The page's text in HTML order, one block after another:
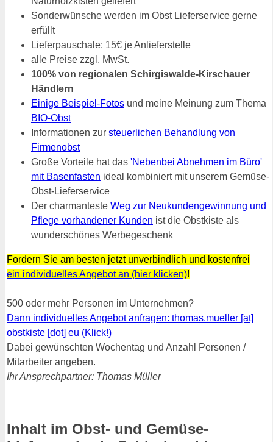
Sonderwünsche werden im Obst Lieferservice gerne
erfüllt
Lieferpauschale: 15€ je Anlieferstelle
alle Preise zzgl. MwSt.
100% von regionalen Schirgiswalde-Kirschauer
Händlern
Einige Beispiel-Fotos und meine Meinung zum Thema
BIO-Obst
Informationen zur steuerlichen Behandlung von
Firmenobst
Große Vorteile hat das 'Nebenbei Abnehmen im Büro'
mit Basenfasten ideal kombiniert mit unserem Gemüse-
Obst-Lieferservice
Der charmanteste Weg zur Neukundengewinnung und
Pflege vorhandener Kunden ist die Obstkiste als
wunderschönes Werbegeschenk
Fordern Sie am besten jetzt unverbindlich und kostenfrei
ein individuelles Angebot an (hier klicken)!
500 oder mehr Personen im Unternehmen?
Dann individuelles Angebot anfragen: thomas.mueller [at]
obstkiste [dot] eu (Klick!)
Dabei gewünschten Wochentag und Anzahl Personen /
Mitarbeiter angeben.
Ihr Ansprechpartner: Thomas Müller
Inhalt im Obst- und Gemüse-